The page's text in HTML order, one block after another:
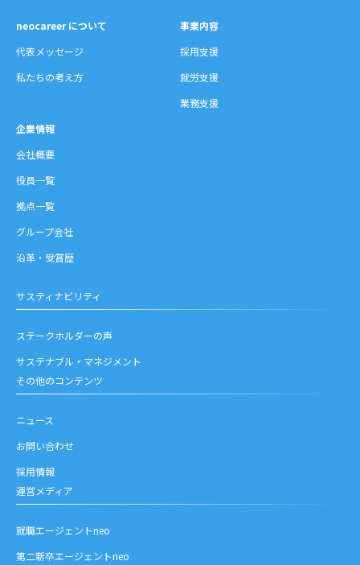
neocareer について
代表メッセージ
私たちの考え方
事業内容
採用支援
就労支援
業務支援
企業情報
会社概要
役員一覧
拠点一覧
グループ会社
沿革・受賞歴
サスティナビリティ
ステークホルダーの声
サステナブル・マネジメント
その他のコンテンツ
ニュース
お問い合わせ
採用情報
運営メディア
就職エージェントneo
第二新卒エージェントneo